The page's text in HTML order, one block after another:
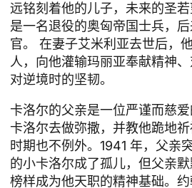
远铭刻着他的儿子，未来的圣
是一名退役的奥匈帝国士兵，
官。 在妻子艾米利亚去世后，
人，向他灌输玛丽亚奉献精神
对逆境时的坚韧。
卡洛尔的父亲是一位严谨而慈
卡洛尔去做弥撒，并教他跪地
时期也不例外。1941 年，父亲
的小卡洛尔成了孤儿，但父亲
榜样成为他天职的精神基础。